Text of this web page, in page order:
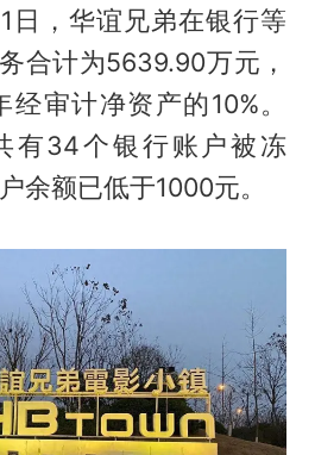
日，华谊兄弟在银行等
合计为5639.90万元，
审计净资产的10%。
有34个银行账户被冻
余额已低于1000元。